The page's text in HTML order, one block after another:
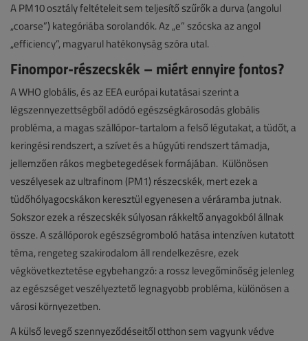
A PM10 osztály feltételeit sem teljesítő szűrők a durva (angolul
„coarse”) kategóriába sorolandók. Az „e” szócska az angol
„efficiency”, magyarul hatékonyság szóra utal.
Finompor-részecskék – miért ennyire fontos?
A WHO globális, és az EEA európai kutatásai szerint a
légszennyezettségből adódó egészségkárosodás globális
probléma, a magas szállópor-tartalom a felső légutakat, a tüdőt, a
keringési rendszert, a szívet és a húgyúti rendszert támadja,
jellemzően rákos megbetegedések formájában. Különösen
veszélyesek az ultrafinom (PM1) részecskék, mert ezek a
tüdőhólyagocskákon keresztül egyenesen a véráramba jutnak.
Sokszor ezek a részecskék súlyosan rákkeltő anyagokból állnak
össze. A szállóporok egészségromboló hatása intenzíven kutatott
téma, rengeteg szakirodalom áll rendelkezésre, ezek
végkövetkeztetése egybehangzó: a rossz levegőminőség jelenleg
az egészséget veszélyeztető legnagyobb probléma, különösen a
városi környezetben.
A külső levegő szennyeződéseitől otthon sem vagyunk védve